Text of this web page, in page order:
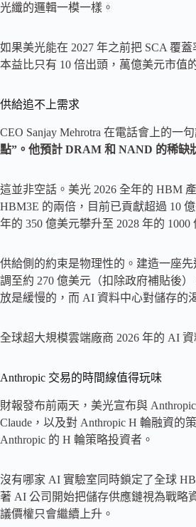
光纖的邏輯一模一樣。
如果美光能在 2027 年之前把 SCA 覆
本益比只有 10 倍出頭，萬億美元市值
供給追不上需求
CEO Sanjay Mehrotra 在電話會上的一
點”。他預計 DRAM 和 NAND 的稀缺
這並非空話。美光 2026 全年的 HBM
HBM3E 的兩倍，目前已貢獻超過 10
年的 350 億美元攀升至 2028 年的
供給側的約束是物理性的。建造一座
調至約 270 億美元（扣除政府補貼後
放是緩慢的，而 AI 資料中心對儲存的
全球超大規模雲端廠商 2026 年的 AI
Anthropic 交易的時間線值得玩味
財報發布前兩天，美光宣布與
Claude，以及對 Anthropic H 輪融資
Anthropic 的 H 輪策略投資者。
沒有哪家 AI 實驗室同時鎖定了全球
著 AI 公司開始把儲存供應鏈視為戰略
議價權只會繼續上升。